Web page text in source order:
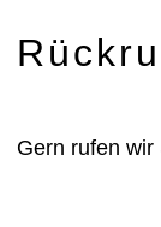
Gern rufen wir